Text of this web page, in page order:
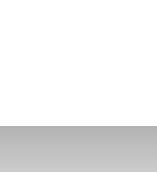
Токио — лидер по